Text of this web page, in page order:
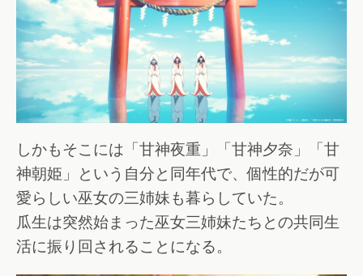
しかもそこには「甘神夜重」「甘神夕奈」「甘
神朝姫」という自分と同年代で、個性的だが可
愛らしい巫女の三姉妹も暮らしていた。
瓜生は突然始まった巫女三姉妹たちとの共同生
活に振り回されることになる。